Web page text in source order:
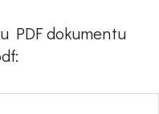
PDF dokumentu